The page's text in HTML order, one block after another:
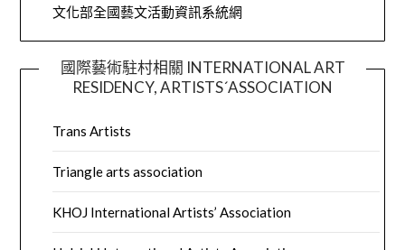
文化部全國藝文活動資訊系統網
國際藝術駐村相關 INTERNATIONAL ART
RESIDENCY, ARTISTS´ASSOCIATION
Trans Artists
Triangle arts association
KHOJ International Artists’ Association